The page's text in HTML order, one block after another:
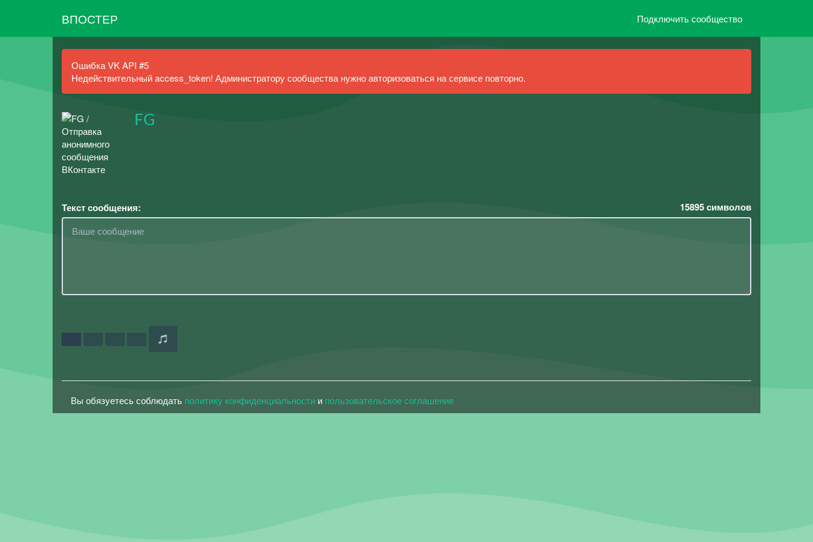
ВПОСТЕР Подключить сообщество
Ошибка VK API #5
Недействительный access_token! Администратору сообщества нужно авторизоваться на сервисе повторно.
FG
Текст сообщения: 15895символов
Вы обязуетесь соблюдать политику конфиденциальности и пользовательское соглашение